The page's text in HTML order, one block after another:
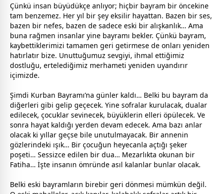
Çünkü insan büyüdükçe anlıyor; hiçbir bayram bir öncekine
tam benzemez. Her yıl bir şey eksilir hayattan. Bazen bir ses,
bazen bir nefes, bazen de sadece eski bir alışkanlık… Ama
buna rağmen insanlar yine bayramı bekler. Çünkü bayram,
kaybettiklerimizi tamamen geri getirmese de onları yeniden
hatırlatır bize. Unuttuğumuz sevgiyi, ihmal ettiğimiz
dostluğu, ertelediğimiz merhameti yeniden uyandırır
içimizde.
Şimdi Kurban Bayramı’na günler kaldı… Belki bu bayram da
diğerleri gibi gelip geçecek. Yine sofralar kurulacak, dualar
edilecek, çocuklar sevinecek, büyüklerin elleri öpülecek. Ve
sonra hayat kaldığı yerden devam edecek. Ama bazı anlar
olacak ki yıllar geçse bile unutulmayacak. Bir annenin
gözlerindeki ışık… Bir çocuğun heyecanla açtığı şeker
poşeti… Sessizce edilen bir dua… Mezarlıkta okunan bir
Fatiha… İşte insanın ömründe asıl kalanlar bunlar olacak.
Belki eski bayramların birebir geri dönmesi mümkün değil.